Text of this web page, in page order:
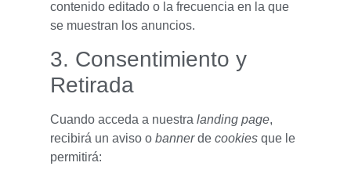
contenido editado o la frecuencia en la que
se muestran los anuncios.
3. Consentimiento y
Retirada
Cuando acceda a nuestra landing page,
recibirá un aviso o bannerde cookies que le
permitirá: